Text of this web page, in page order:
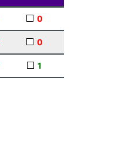
0
0
1